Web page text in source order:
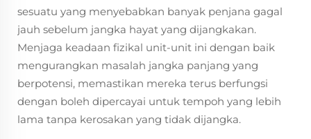
sesuatu yang menyebabkan banyak penjana gagal
jauh sebelum jangka hayat yang dijangkakan.
Menjaga keadaan fizikal unit-unit ini dengan baik
mengurangkan masalah jangka panjang yang
berpotensi, memastikan mereka terus berfungsi
dengan boleh dipercayai untuk tempoh yang lebih
lama tanpa kerosakan yang tidak dijangka.